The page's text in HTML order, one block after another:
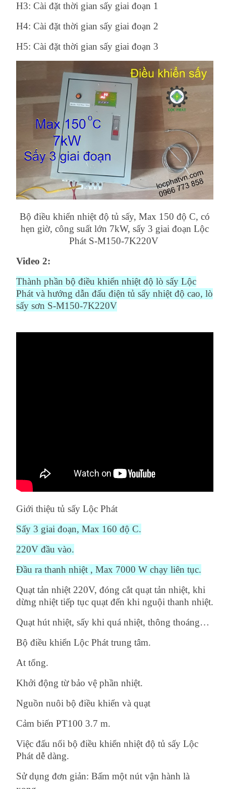
H3: Cài đặt thời gian sấy giai đoạn 1
H4: Cài đặt thời gian sấy giai đoạn 2
H5: Cài đặt thời gian sấy giai đoạn 3
Bộ điều khiển nhiệt độ tủ sấy, Max 150 độ C, có
hẹn giờ, công suất lớn 7kW, sấy 3 giai đoạn Lộc
Phát S-M150-7K220V
Video 2:
Thành phần bộ điều khiển nhiệt độ lò sấy Lộc
Phát và hướng dẫn đấu điện tủ sấy nhiệt độ cao, lò
sấy sơn S-M150-7K220V
Giới thiệu tủ sấy Lộc Phát
Sấy 3 giai đoạn, Max 160 độ C.
220V đầu vào.
Đầu ra thanh nhiệt , Max 7000 W chạy liên tục.
Quạt tản nhiệt 220V, đóng cắt quạt tản nhiệt, khi
dừng nhiệt tiếp tục quạt đến khi nguội thanh nhiệt.
Quạt hút nhiệt, sấy khi quá nhiệt, thông thoáng…
Bộ điều khiển Lộc Phát trung tâm.
At tổng.
Khởi động từ bảo vệ phần nhiệt.
Nguồn nuôi bộ điều khiển và quạt
Cảm biến PT100 3.7 m.
Việc đấu nối bộ điều khiển nhiệt độ tủ sấy Lộc
Phát dễ dàng.
Sử dụng đơn giản: Bấm một nút vận hành là